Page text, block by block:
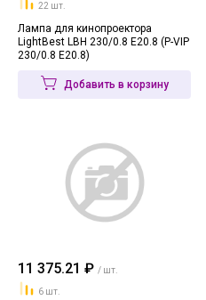
22 шт.
Лампа для кинопроектора
LightBest LBH 230/0.8 E20.8 (P-VIP
230/0.8 E20.8)
Добавить в корзину
11 375.21 ₽ / шт.
6 шт.